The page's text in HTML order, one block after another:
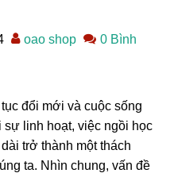
oao shop
0 Bình
đổi mới và cuộc sống
linh hoạt, việc ngồi học
trở thành một thách
ta. Nhìn chung, vấn đề